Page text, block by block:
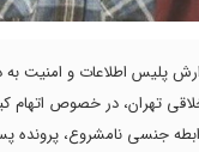
پلیس اطلاعات و امنیت به
تهران، در خصوص اتهام
جنسی نامشروع، پرونده